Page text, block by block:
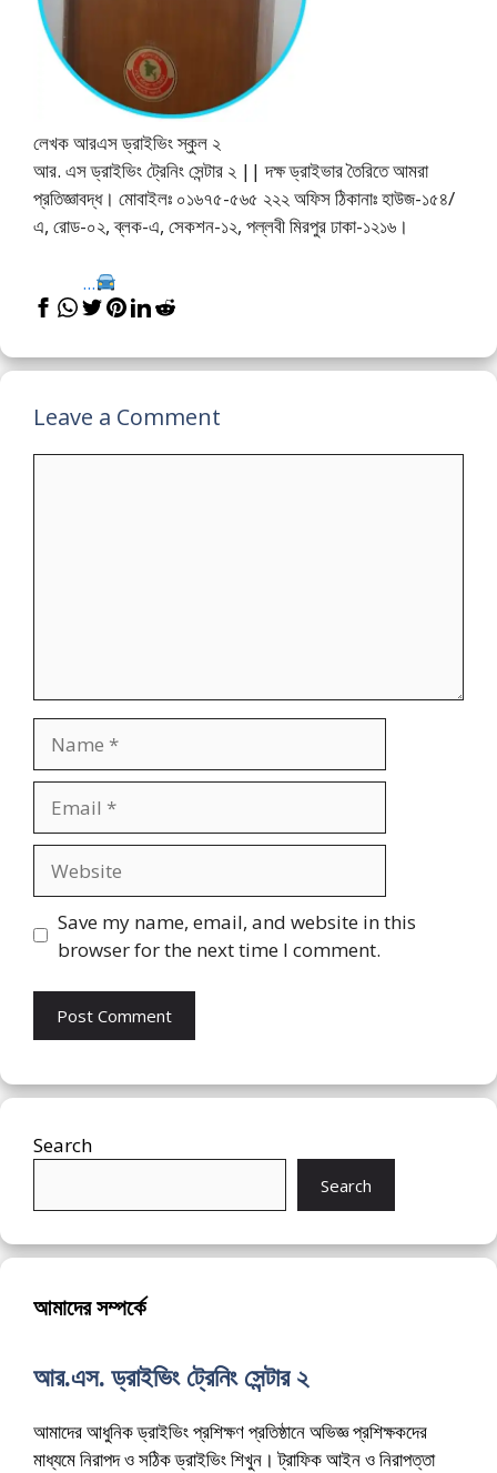
লেখক আরএস ড্রাইভিং স্কুল ২
আর. এস ড্রাইভিং ট্রেনিং সেন্টার ২ || দক্ষ ড্রাইভার তৈরিতে আমরা
প্রতিজ্ঞাবদ্ধ। মোবাইলঃ ০১৬৭৫-৫৬৫ ২২২ অফিস ঠিকানাঃ হাউজ-১৫৪/
এ, রোড-০২, ব্লক-এ, সেকশন-১২, পল্লবী মিরপুর ঢাকা-১২১৬।
...
Leave a Comment
Save my name, email, and website in this
browser for the next time I comment.
Search
Search
আমাদের সম্পর্কে
আর.এস. ড্রাইভিং ট্রেনিং সেন্টার ২
আমাদের আধুনিক ড্রাইভিং প্রশিক্ষণ প্রতিষ্ঠানে অভিজ্ঞ প্রশিক্ষকদের
মাধ্যমে নিরাপদ ও সঠিক ড্রাইভিং শিখুন। ট্রাফিক আইন ও নিরাপত্তা